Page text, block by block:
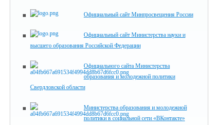
Официальный сайт Минпросвещения России
Официальный сайт Министерства науки и
высшего образования Российской Федерации
Официального сайта Министерства
образования и молодежной политики
Свердловской области
Министерства образования и молодежной
политики в социальной сети «ВКонтакте»